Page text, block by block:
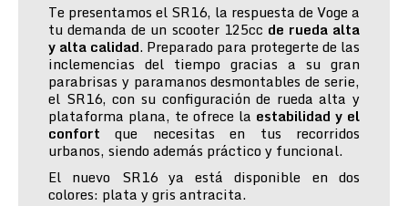
Te presentamos el SR16, la respuesta de Voge a
tu demanda de un scooter 125cc de rueda alta
y alta calidad. Preparado para protegerte de las
inclemencias del tiempo gracias a su gran
parabrisas y paramanos desmontables de serie,
el SR16, con su configuración de rueda alta y
plataforma plana, te ofrece la estabilidad y el
confort que necesitas en tus recorridos
urbanos, siendo además práctico y funcional.
El nuevo SR16 ya está disponible en dos
colores: plata y gris antracita.